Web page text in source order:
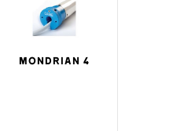
MONDRIAN 4